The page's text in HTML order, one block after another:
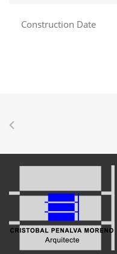
Construction Date